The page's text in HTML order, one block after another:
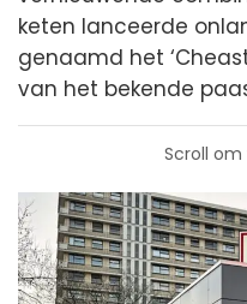
keten lanceerde
genaamd het
van het bekende
Scroll